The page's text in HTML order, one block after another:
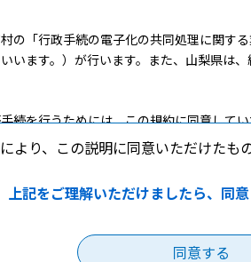
「行政手続の電子化の共同処理に関す
います。）が行います。また、山梨県は
を行うためには、この規約に同意して
ムをご利用された方は、この規約に同意
利用いただくことができません。なお、
変更及び削除
ルアドレスへＵＲＬを送信します。利用
り、この説明に同意いただけたも
上記をご理解いただけましたら、同意